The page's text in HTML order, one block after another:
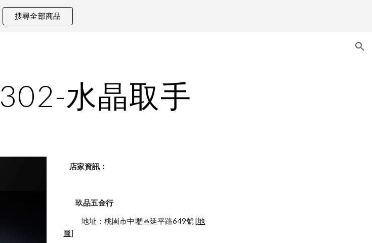
搜尋全部商品
302-水晶取手
    店家資訊：
玖品五金行
            地址：桃園市中壢區延平路649號 [
地
圖]